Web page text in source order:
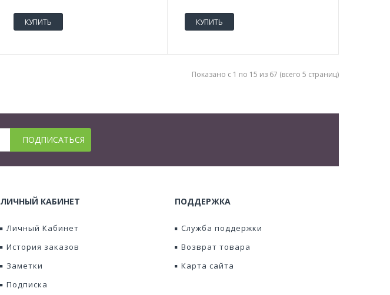
КУПИТЬ КУПИТЬ
Показано с 1 по 15 из 67 (всего 5 страниц)
ЛИЧНЫЙ КАБИНЕТ
Личный Кабинет
История заказов
Заметки
Подписка
ПОДДЕРЖКА
Служба поддержки
Возврат товара
Карта сайта